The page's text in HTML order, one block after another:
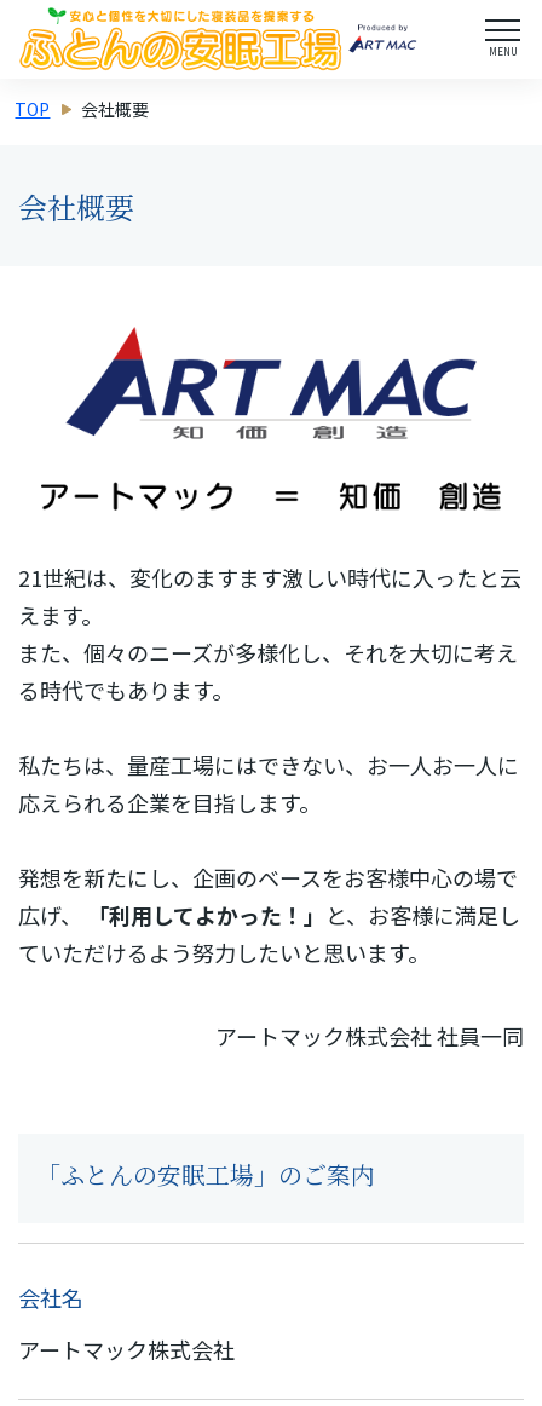
MENU
TOP 会社概要
会社概要
21世紀は、変化のますます激しい時代に入ったと云
えます。
また、個々のニーズが多様化し、それを大切に考え
る時代でもあります。
私たちは、量産工場にはできない、お一人お一人に
応えられる企業を目指します。
発想を新たにし、企画のベースをお客様中心の場で
広げ、
「利用してよかった！」 と、お客様に満足し
ていただけるよう努力したいと思います。
アートマック株式会社 社員一同
「ふとんの安眠工場」のご案内
会社名
アートマック株式会社